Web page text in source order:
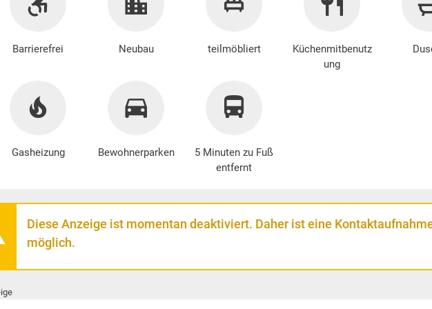
Barrierefrei Neubau teilmöbliert
Küchenmitbenutz
ung
Gasheizung Bewohnerparken
5 Minuten zu Fuß
entfernt
Diese Anzeige ist momentan deaktiviert. Daher ist eine
möglich.